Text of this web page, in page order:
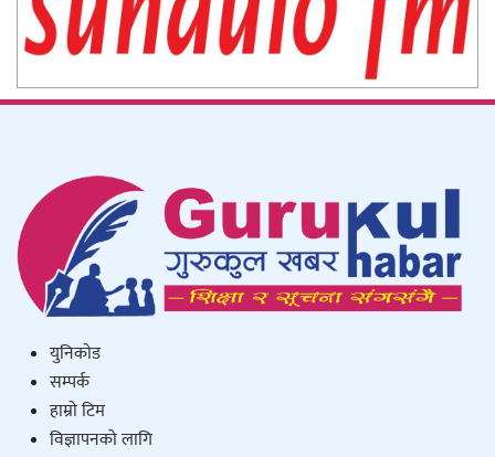
युनिकाेड
सम्पर्क
हाम्राे टिम
विज्ञापनको लागि